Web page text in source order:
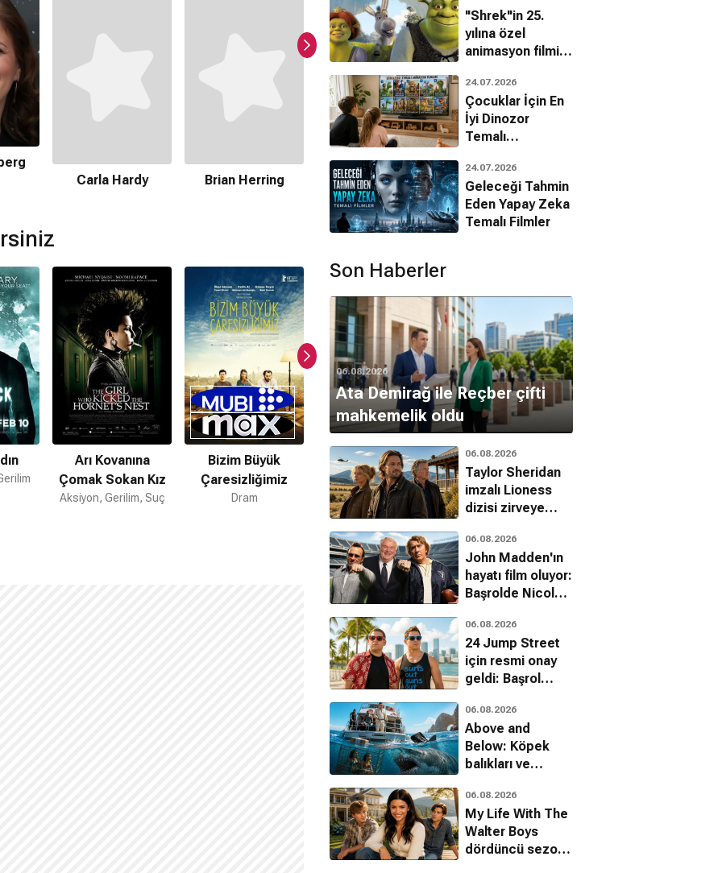
Carla Hardy
Brian Herring
Derek de Lint
Jelka Van Houten
Arı Kovanına
Çomak Sokan Kız
Aksiyon, Gerilim, Suç
Bizim Büyük
Çaresizliğimiz
Dram
Son Oyun
Gerilim, Suç, Aksiyon
Vahşetin Çocukları
Dram, Gerilim
"Shrek"in 25.
yılına özel
animasyon filmin
24.07.2026
Çocuklar İçin En
İyi Dinozor
Temalı
Filmleri
24.07.2026
Geleceği Tahmin
Eden Yapay Zeka
Temalı Filmler
Son Haberler
06.08.2026
Ata Demirağ ile Reçber çifti
mahkemelik oldu
06.08.2026
Taylor Sheridan
imzalı Lioness
dizisi zirveye
06.08.2026
John Madden'ın
hayatı film oluyor:
Başrolde Nicolas
06.08.2026
24 Jump Street
için resmi onay
geldi: Başrol
06.08.2026
Above and
Below: Köpek
balıkları ve
kartelleri karşı
karşıya
06.08.2026
My Life With The
Walter Boys
dördüncü sezon